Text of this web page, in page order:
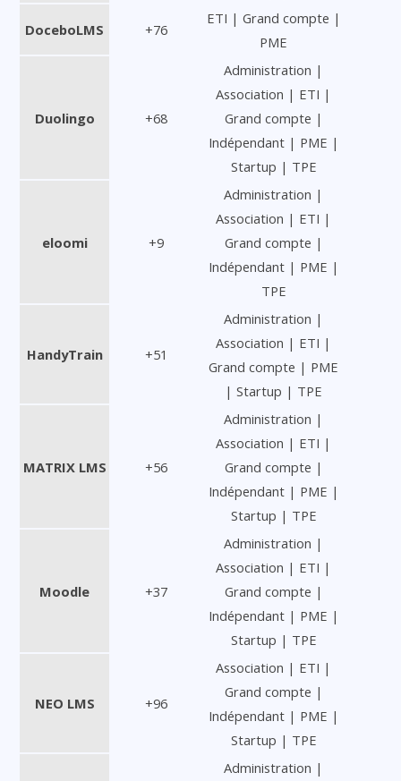
DoceboLMS +76
ETI | Grand compte |
PME
Duolingo +68
Administration |
Association | ETI |
Grand compte |
Indépendant | PME |
Startup | TPE
eloomi +9
Administration |
Association | ETI |
Grand compte |
Indépendant | PME |
TPE
HandyTrain +51
Administration |
Association | ETI |
Grand compte | PME
| Startup | TPE
MATRIX LMS +56
Administration |
Association | ETI |
Grand compte |
Indépendant | PME |
Startup | TPE
Moodle +37
Administration |
Association | ETI |
Grand compte |
Indépendant | PME |
Startup | TPE
NEO LMS +96
Association | ETI |
Grand compte |
Indépendant | PME |
Startup | TPE
Administration |